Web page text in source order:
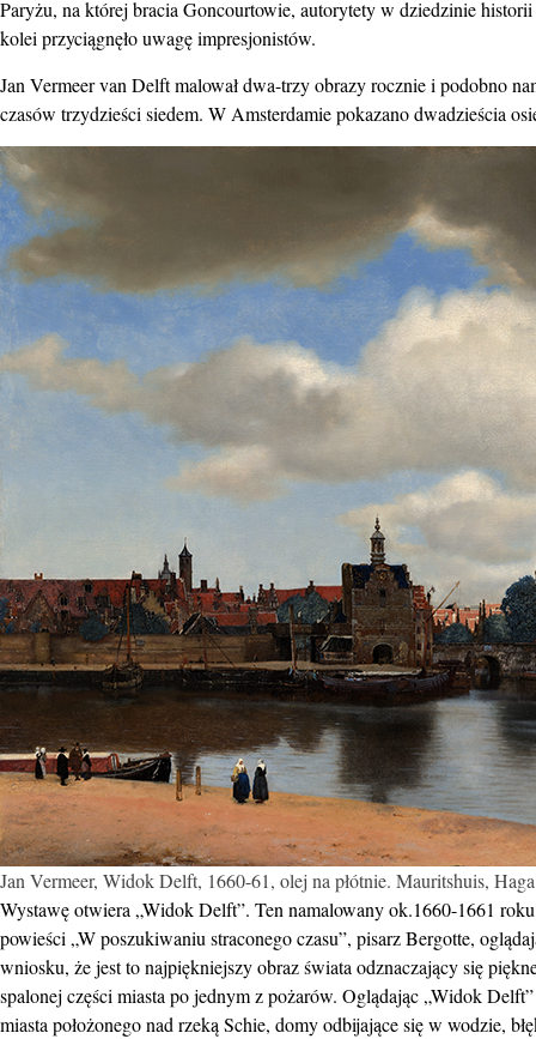
Paryżu, na której bracia Goncourtowie, autorytety w dziedzinie
kolei przyciągnęło uwagę impresjonistów.
Jan Vermeer van Delft malował dwa-trzy obrazy rocznie i podobno
czasów trzydzieści siedem. W Amsterdamie pokazano dwadzieścia
Jan Vermeer, Widok Delft, 1660-61, olej na płótnie. Mauritshuis,
Wystawę otwiera „Widok Delft”. Ten namalowany ok.1660-1661
powieści „W poszukiwaniu straconego czasu”, pisarz Bergotte,
wniosku, że jest to najpiękniejszy obraz świata odznaczający się
spalonej części miasta po jednym z pożarów. Oglądając „Widok
miasta położonego nad rzeką Schie, domy odbijające się w wodzie,